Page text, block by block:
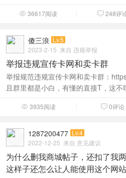
 36617阅读  248评
傻三浪 Lv.5
2023-2-15 来自 违规举报
举报违规宣传卡网和卖卡群
举报规范违规宣传卡网和卖卡群：
且群里都是小白，有懂的直接T，这不
 3935阅读  0评论
1287200477 Lv.4
2022-12-25 来自 意见建议
为什么删我商城帖子，还扣了我
这样子还怎么让人能使用这个网